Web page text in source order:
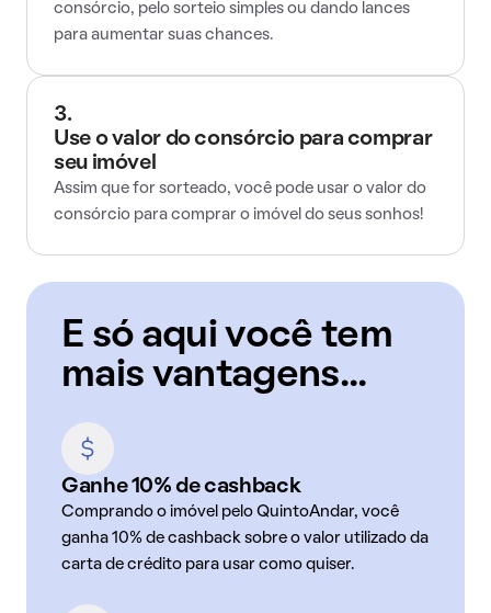
consórcio, pelo sorteio simples ou dando lances
para aumentar suas chances.
3.
Use o valor do consórcio para comprar
seu imóvel
Assim que for sorteado, você pode usar o valor do
consórcio para comprar o imóvel do seus sonhos!
E só aqui você tem
mais vantagens...
Ganhe 10% de cashback
Comprando o imóvel pelo QuintoAndar, você
ganha 10% de cashback sobre o valor utilizado da
carta de crédito para usar como quiser.